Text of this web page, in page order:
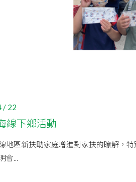
/ 22
線下鄉活動
地區新扶助家庭增進對家扶的瞭解，
會...